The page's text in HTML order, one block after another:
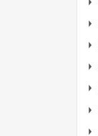
▶
▶
▶
▶
▶
▶
▶